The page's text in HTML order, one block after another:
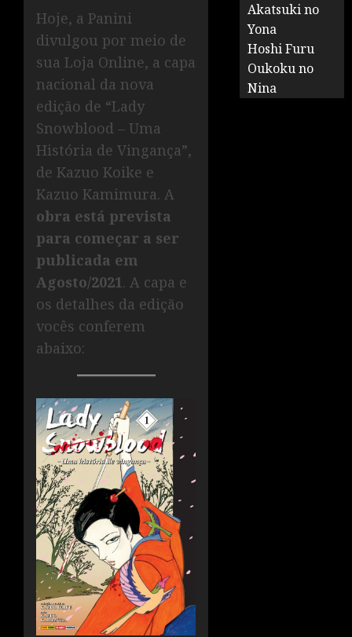
Hoje, a Panini
divulgou por meio de
sua Loja Online, a capa
nacional da nova
edição de “Lady
Snowblood – Uma
História de Vingança”,
de Kazuo Koike e
Kazuo Kamimura. A
obra está prevista
para começar a ser
publicada em
Agosto/2021. A capa e
os detalhes da edição
vocês conferem
abaixo:
Akatsuki no
Yona
Hoshi Furu
Oukoku no
Nina